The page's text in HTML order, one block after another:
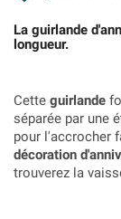
La guirlande
longueur.
Cette guirlande
séparée par une
pour l'accrocher
décoration
trouverez la